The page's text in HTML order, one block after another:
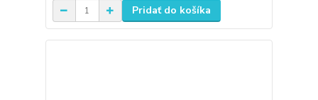
Pridať do košíka